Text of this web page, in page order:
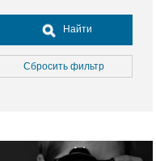
Досуг, туризм и отдых
Культура
Медицина
Окружающая среда
Найти
Сбросить фильтр